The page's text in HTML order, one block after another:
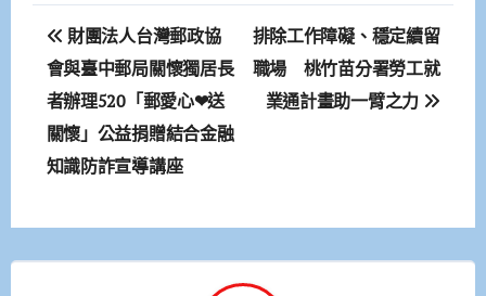
文
章
導
覽
財團法人台灣郵政協
會與臺中郵局關懷獨居長
者辦理520「郵愛心❤送
關懷」公益捐贈結合金融
知識防詐宣導講座
排除工作障礙、穩定續留
職場 桃竹苗分署勞工就
業通計畫助一臂之力